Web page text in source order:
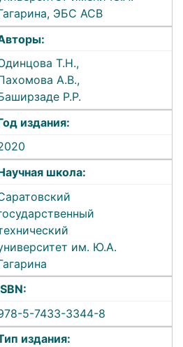
ЭБС АСВ
Т.Н.,
А.В.,
Р.Р.
издания:
школа:
им. Ю.А.
5-7433-3344-8
издания: